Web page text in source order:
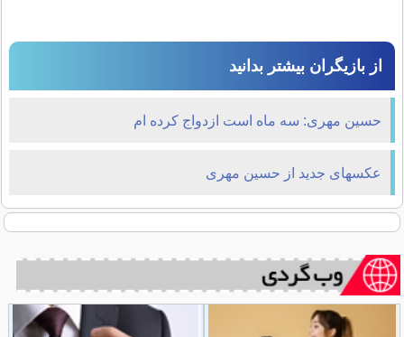
از بازیگران بیشتر بدانید
حسین مهری: سه ماه است ازدواج کرده ام
عکسهای جدید از حسین مهری